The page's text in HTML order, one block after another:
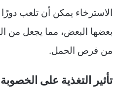
الاسترخاء يمكن أن تلعب
بعضها البعض، مما يجعل من
من فرص الحمل.
تأثير التغذية على الخصوبة